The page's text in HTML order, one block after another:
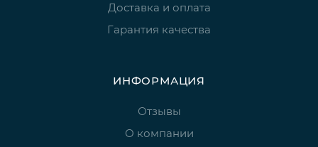
Доставка и оплата
Гарантия качества
ИНФОРМАЦИЯ
Отзывы
О компании